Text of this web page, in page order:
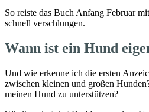
So reiste das Buch Anfang Februar
schnell verschlungen.
Wann ist ein Hund
Und wie erkenne ich die ersten
zwischen kleinen und großen
meinen Hund zu unterstützen?